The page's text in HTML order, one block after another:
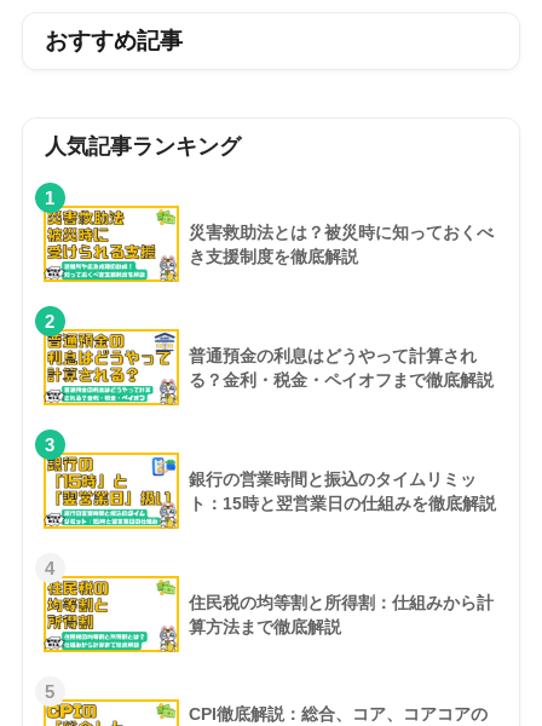
おすすめ記事
人気記事ランキング
1
災害救助法とは？被災時に知っておくべ
き支援制度を徹底解説
2
普通預金の利息はどうやって計算され
る？金利・税金・ペイオフまで徹底解説
3
銀行の営業時間と振込のタイムリミッ
ト：15時と翌営業日の仕組みを徹底解説
4
住民税の均等割と所得割：仕組みから計
算方法まで徹底解説
5
CPI徹底解説：総合、コア、コアコアの